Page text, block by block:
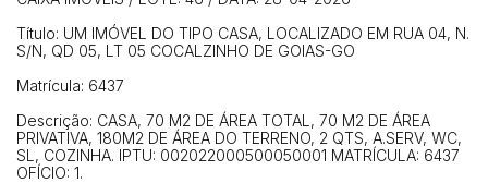
Título: UM IMÓVEL DO TIPO CASA, LOCALIZADO EM RUA 04, N.
S/N, QD 05, LT 05 COCALZINHO DE GOIAS-GO
Matrícula: 6437
Descrição: CASA, 70 M2 DE ÁREA TOTAL, 70 M2 DE ÁREA
PRIVATIVA, 180M2 DE ÁREA DO TERRENO, 2 QTS, A.SERV, WC,
SL, COZINHA. IPTU: 002022000500050001 MATRÍCULA: 6437
OFÍCIO: 1.